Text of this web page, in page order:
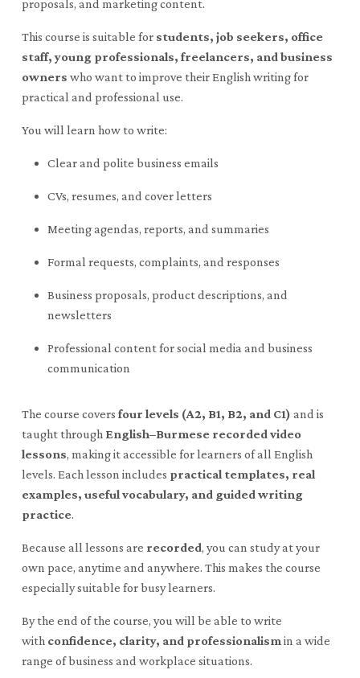
proposals, and marketing content.
This course is suitable for students, job seekers, office
staff, young professionals, freelancers, and business
owners who want to improve their English writing for
practical and professional use.
You will learn how to write:
Clear and polite business emails
CVs, resumes, and cover letters
Meeting agendas, reports, and summaries
Formal requests, complaints, and responses
Business proposals, product descriptions, and
newsletters
Professional content for social media and business
communication
The course covers four levels (A2, B1, B2, and C1) and is
taught through English–Burmese recorded video
lessons, making it accessible for learners of all English
levels. Each lesson includes practical templates, real
examples, useful vocabulary, and guided writing
practice.
Because all lessons are recorded, you can study at your
own pace, anytime and anywhere. This makes the course
especially suitable for busy learners.
By the end of the course, you will be able to write
with confidence, clarity, and professionalism in a wide
range of business and workplace situations.